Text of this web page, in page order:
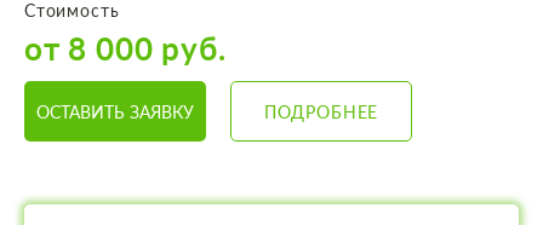
Стоимость
от 8 000 руб.
ОСТАВИТЬ ЗАЯВКУ ПОДРОБНЕЕ